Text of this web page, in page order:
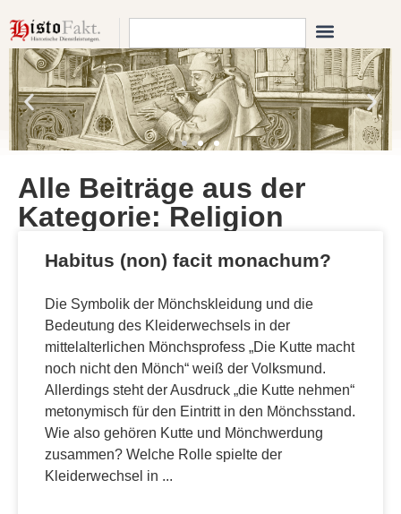
Alle Beiträge aus der
Kategorie: Religion
Habitus (non) facit monachum?
Die Symbolik der Mönchskleidung und die
Bedeutung des Kleiderwechsels in der
mittelalterlichen Mönchsprofess „Die Kutte macht
noch nicht den Mönch“ weiß der Volksmund.
Allerdings steht der Ausdruck „die Kutte nehmen“
metonymisch für den Eintritt in den Mönchsstand.
Wie also gehören Kutte und Mönchwerdung
zusammen? Welche Rolle spielte der
Kleiderwechsel in